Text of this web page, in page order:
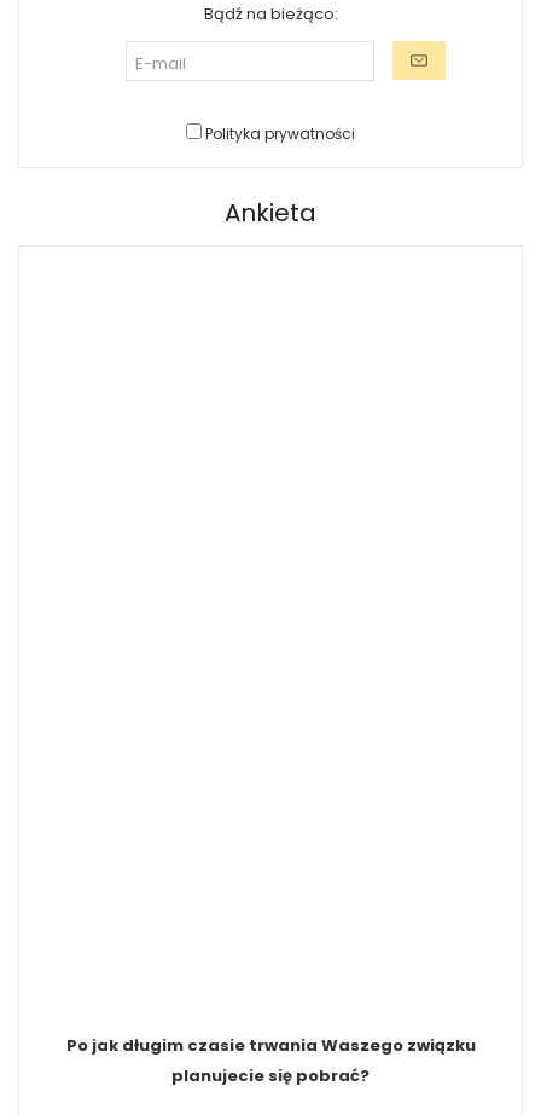
Bądź na bieżąco:
Polityka prywatności
Ankieta
Po jak długim czasie trwania Waszego związku
planujecie się pobrać?